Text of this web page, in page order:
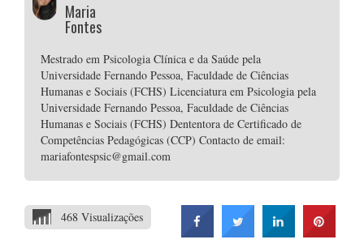
Maria
Fontes
Mestrado em Psicologia Clínica e da Saúde pela
Universidade Fernando Pessoa, Faculdade de Ciências
Humanas e Sociais (FCHS) Licenciatura em Psicologia pela
Universidade Fernando Pessoa, Faculdade de Ciências
Humanas e Sociais (FCHS) Dententora de Certificado de
Competências Pedagógicas (CCP) Contacto de email:
mariafontespsic@gmail.com
468 Visualizações